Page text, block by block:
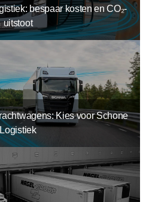
bespaar kosten en CO₂-
uitstoot
Kies voor Schone
Logistiek